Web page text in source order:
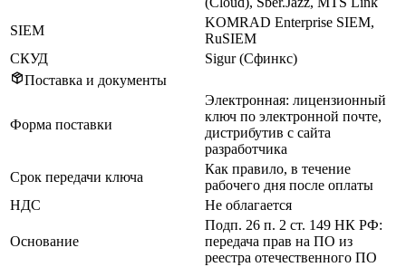
SIEM
KOMRAD Enterprise SIEM,
RuSIEM
СКУД
Sigur (Сфинкс)
Поставка и документы
Форма поставки
Электронная: лицензионный
ключ по электронной почте,
дистрибутив с сайта
разработчика
Срок передачи ключа
Как правило, в течение
рабочего дня после оплаты
НДС
Не облагается
Основание
Подп. 26 п. 2 ст. 149 НК РФ:
передача прав на ПО из
реестра отечественного ПО